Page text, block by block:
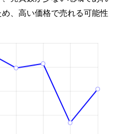
、高い価格で売れる可能性